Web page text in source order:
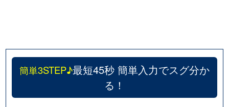
簡単3STEP♪最短45秒 簡単入力でスグ分か
る！